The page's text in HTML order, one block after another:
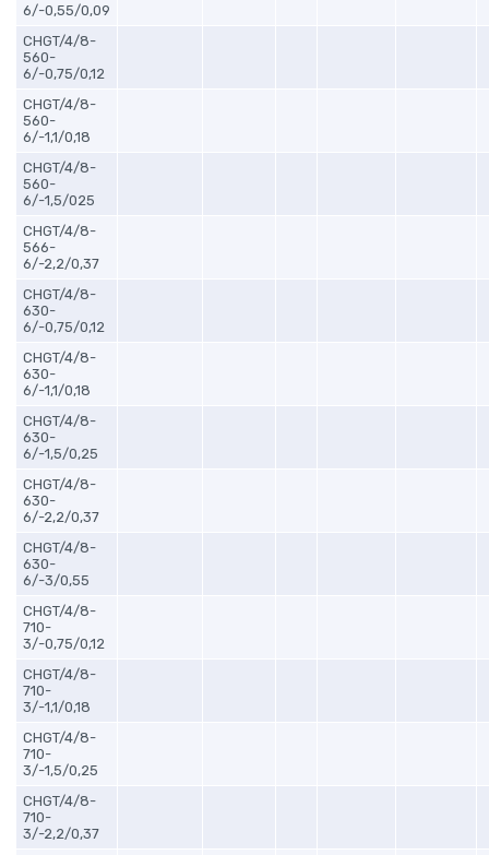
6/-0,55/0,09
CHGT/4/8-
560-
6/-0,75/0,12
CHGT/4/8-
560-
6/-1,1/0,18
CHGT/4/8-
560-
6/-1,5/025
CHGT/4/8-
566-
6/-2,2/0,37
CHGT/4/8-
630-
6/-0,75/0,12
CHGT/4/8-
630-
6/-1,1/0,18
CHGT/4/8-
630-
6/-1,5/0,25
CHGT/4/8-
630-
6/-2,2/0,37
CHGT/4/8-
630-
6/-3/0,55
CHGT/4/8-
710-
3/-0,75/0,12
CHGT/4/8-
710-
3/-1,1/0,18
CHGT/4/8-
710-
3/-1,5/0,25
CHGT/4/8-
710-
3/-2,2/0,37